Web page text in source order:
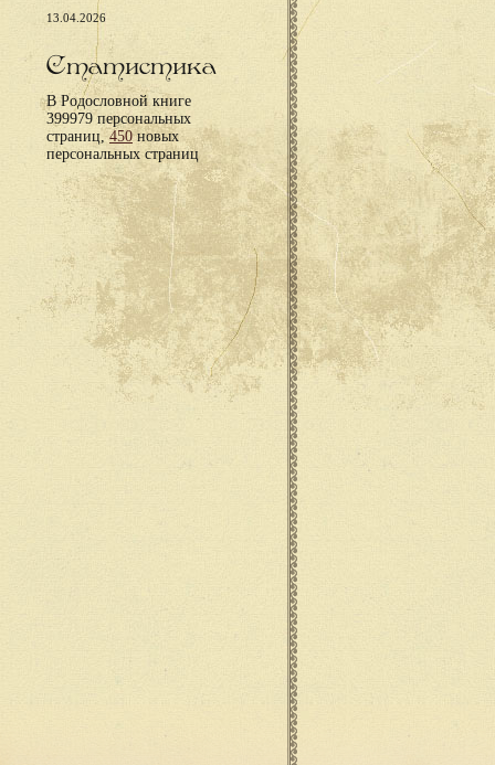
13.04.2026
Статистика
В Родословной книге
399979 персональных
страниц,450новых
персональных страниц